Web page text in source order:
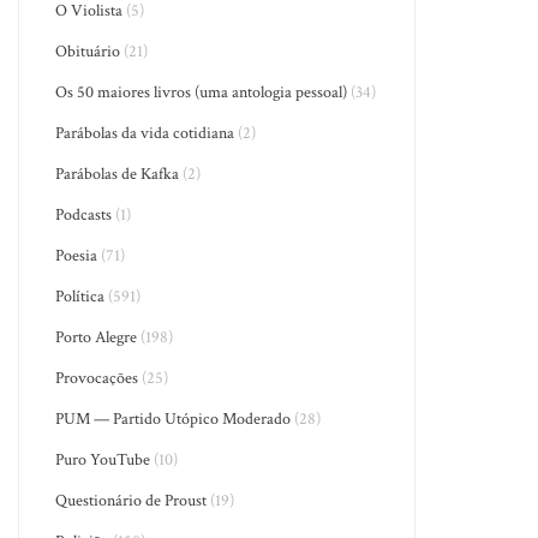
O Violista (5)
Obituário (21)
Os 50 maiores livros (uma antologia pessoal) (34)
Parábolas da vida cotidiana (2)
Parábolas de Kafka (2)
Podcasts (1)
Poesia (71)
Política (591)
Porto Alegre (198)
Provocações (25)
PUM — Partido Utópico Moderado (28)
Puro YouTube (10)
Questionário de Proust (19)